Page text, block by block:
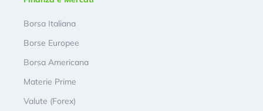
Borsa Italiana
Borse Europee
Borsa Americana
Materie Prime
Valute (Forex)